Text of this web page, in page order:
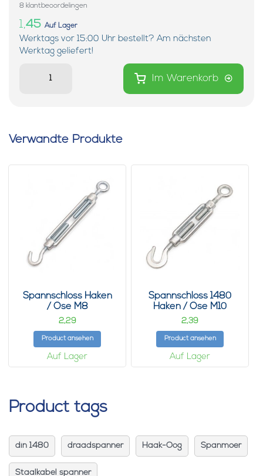
8 klantbeoordelingen
1,45 Auf Lager
Werktags vor 15:00 Uhr bestellt? Am nächsten
Werktag geliefert!
Im Warenkorb
Verwandte Produkte
Spannschloss Haken
/ Öse M8
2,29
Product ansehen
Auf Lager
Spannschloss 1480
Haken / Öse M10
2,39
Product ansehen
Auf Lager
Product tags
din 1480 draadspanner Haak-Oog Spanmoer
Staalkabel spanner